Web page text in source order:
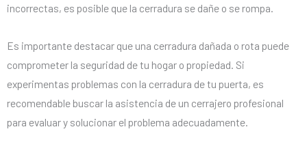
incorrectas, es posible que la cerradura se dañe o se rompa.
Es importante destacar que una cerradura dañada o rota puede
comprometer la seguridad de tu hogar o propiedad. Si
experimentas problemas con la cerradura de tu puerta, es
recomendable buscar la asistencia de un cerrajero profesional
para evaluar y solucionar el problema adecuadamente.